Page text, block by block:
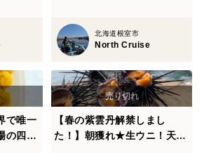
北海道根室市
North Cruise
で唯一
の四年
【春の紫雲丹解禁しまし
た！】朝獲れ★生ウニ！天草